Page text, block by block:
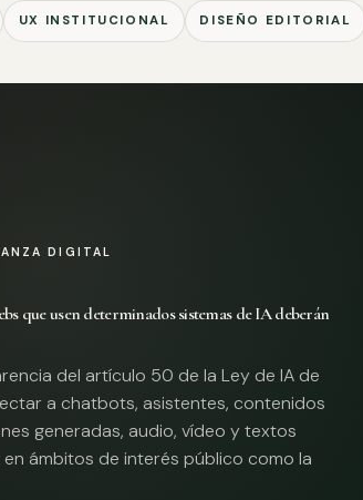
UX INSTITUCIONAL DISEÑO EDITORIAL
DIGITAL
que usen determinados sistemas de IA deberán
del artículo 50 de la Ley de IA de
a chatbots, asistentes, contenidos
generadas, audio, vídeo y textos
ámbitos de interés público como la